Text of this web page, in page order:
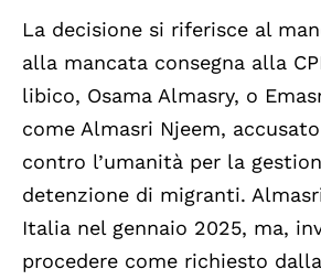
La decisione si riferisce al
alla mancata consegna alla
libico, Osama Almasry, o
come Almasri Njeem,
contro l’umanità per la
detenzione di migranti.
Italia nel gennaio 2025, ma,
procedere come richiesto